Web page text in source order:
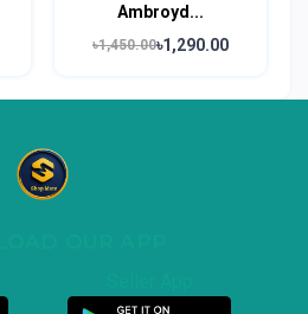
Ambroyd...
৳1,450.00৳1,290.00